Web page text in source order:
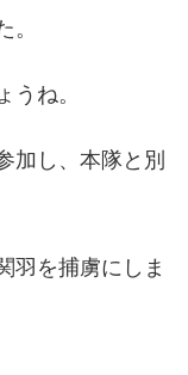
ね。
加し、本隊と別
羽を捕虜にしま